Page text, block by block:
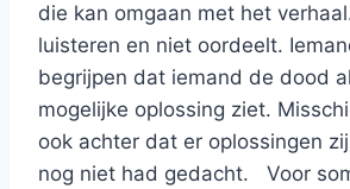
die kan omgaan met het
luisteren en niet oordeelt.
begrijpen dat iemand de dood
mogelijke oplossing ziet.
ook achter dat er oplossingen
nog niet had gedacht. Voor